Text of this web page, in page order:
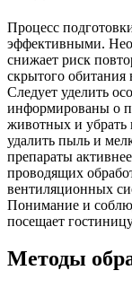
Процесс
эффективными.
снижает риск
скрытого обитания
Следует уделить
информированы о
животных и убрать
удалить пыль и
препараты
проводящих
вентиляционных
Понимание и
посещает
Методы